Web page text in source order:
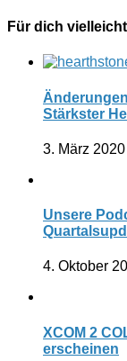
Für dich
Stärkster
3. März 2020
Unsere
4. Oktober
XCOM 2
erscheinen